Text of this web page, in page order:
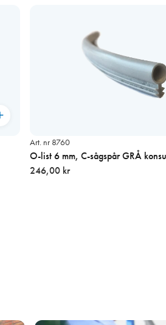
Art. nr 8760
O-list 6 mm, C-sågspår GRÅ
246,00 kr